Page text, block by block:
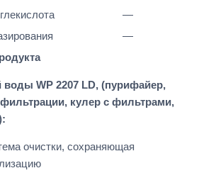
—
—
воды WP 2207 LD, (пурифайер,
кулер с фильтрами,
:
очистки, сохраняющая